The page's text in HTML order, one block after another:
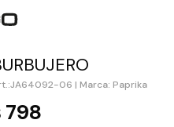
JA64092-06 | Marca: Paprika
798